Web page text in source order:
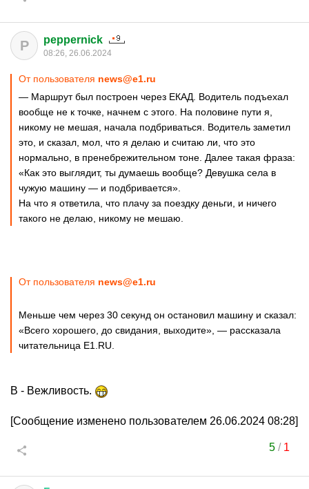
P peppernick
08:26, 26.06.2024
От пользователя news@e1.ru
— Маршрут был построен через ЕКАД. Водитель подъехал
вообще не к точке, начнем с этого. На половине пути я,
никому не мешая, начала подбриваться. Водитель заметил
это, и сказал, мол, что я делаю и считаю ли, что это
нормально, в пренебрежительном тоне. Далее такая фраза:
«Как это выглядит, ты думаешь вообще? Девушка села в
чужую машину — и подбривается».
На что я ответила, что плачу за поездку деньги, и ничего
такого не делаю, никому не мешаю.
От пользователя news@e1.ru
Меньше чем через 30 секунд он остановил машину и сказал:
«Всего хорошего, до свидания, выходите», — рассказала
читательница E1.RU.
В - Вежливость.
[Сообщение изменено пользователем 26.06.2024 08:28]
5/ 1